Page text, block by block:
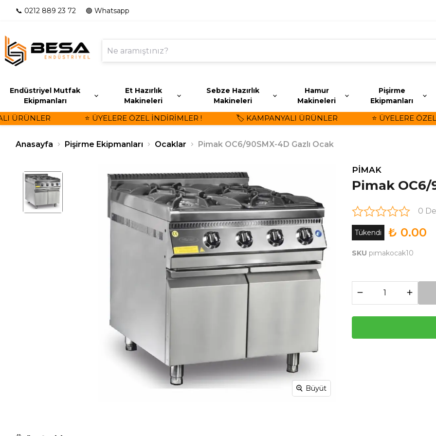
📞 0212 889 23 72 🟢 Whatsapp
Endüstriyel Mutfak
Ekipmanları
Et Hazırlık
Makineleri
Sebze Hazırlık
Makineleri
Hamur
Makineleri
Pişirme
Ekipmanları
⭐ ÜYELERE ÖZEL İNDİRİMLER ! 🏷️ KAMPANYALI ÜRÜNLER ⭐ ÜYELERE ÖZEL
Anasayfa Pişirme Ekipmanları Ocaklar Pimak OC6/90SMX-4D Gazlı Ocak
Büyüt
PİMAK
Pimak OC6/
0
Tükendi ₺ 0.00
SKU pımakocak10